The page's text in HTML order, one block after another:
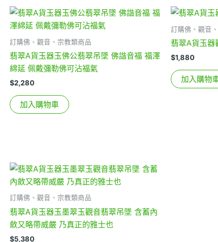
訂購佛、觀音、宗教類商品
翡翠A貨玉器玉佛公翡翠吊墜 佛諧音福 福澤
綿延 佩戴彌勒佛可沾福氣
$2,280
加入購物車
訂購佛、觀音
翡翠A貨玉
$1,880
加入購物
訂購佛、觀音、宗教類商品
翡翠A貨玉器玉墨翠玉觀音翡翠吊墜 含蓄內
斂又略帶威嚴 乃真正的雅士也
$5,380